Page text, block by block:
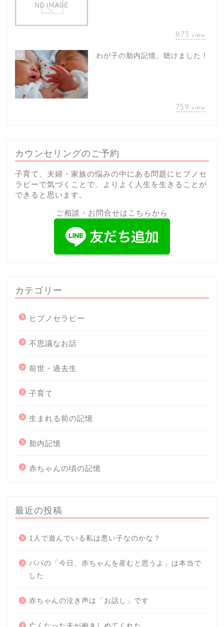
873 view
10 わが子の胎内記憶、聴けました！
759 view
カウンセリングのご予約
子育て、夫婦・家族の悩みの中にある問題にヒプノセ
ラピーで気づくことで、よりよく人生を生きることが
できると思います。
ご相談・お問合せはこちらから
カテゴリー
ヒプノセラピー
不思議なお話
前世・過去生
子育て
生まれる前の記憶
胎内記憶
赤ちゃんの頃の記憶
最近の投稿
1人で遊んでいる私は悪い子なのかな？
パパの「今日、赤ちゃんを産むと思うよ」は本当で
した
赤ちゃんの泣き声は「お話し」です